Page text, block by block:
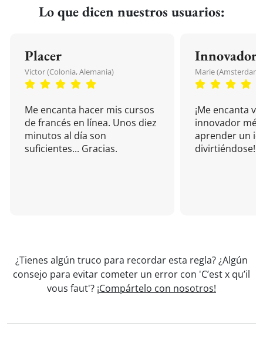
Lo que dicen nuestros usuarios:
Placer
Victor (Colonia, Alemania)
Me encanta hacer mis cursos
de francés en línea. Unos diez
minutos al día son
suficientes... Gracias.
Innovador
Marie (Amsterdam,
¡Me encanta
innovador
aprender un
divirtiéndose!
¿Tienes algún truco para recordar esta regla? ¿Algún
consejo para evitar cometer un error con 'C’est x qu’il
vous faut'? ¡Compártelo con nosotros!